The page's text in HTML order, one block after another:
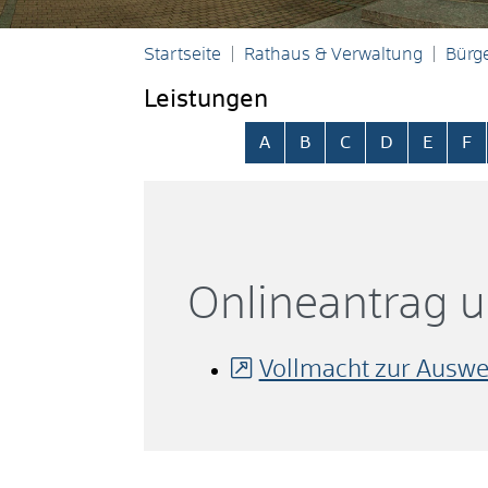
Startseite Rathaus & Verwaltung
Leistungen
Alphabetisches Register
A B C D E F
Onlineantrag
Vollmacht zur